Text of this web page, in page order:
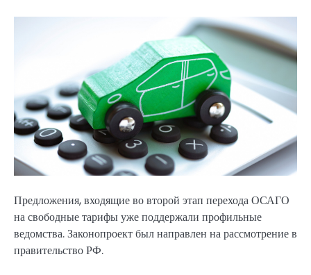
Предложения, входящие во второй этап перехода ОСАГО
на свободные тарифы уже поддержали профильные
ведомства. Законопроект был направлен на рассмотрение в
правительство РФ.